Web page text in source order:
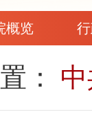
概览
：